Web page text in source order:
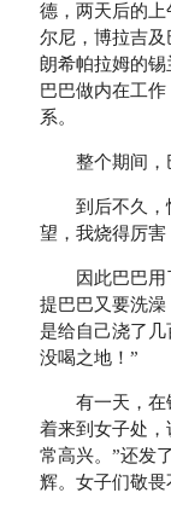
德，两天后的
尔尼，博拉吉
朗希帕拉姆的
巴巴做内在工
系。
整个期间，
到后不久，
望，我烧得厉害
因此巴巴
提巴巴又要洗
是给自己浇了
没喝之地！”
有一天，
着来到女子处
常高兴。”还发
辉。女子们敬畏